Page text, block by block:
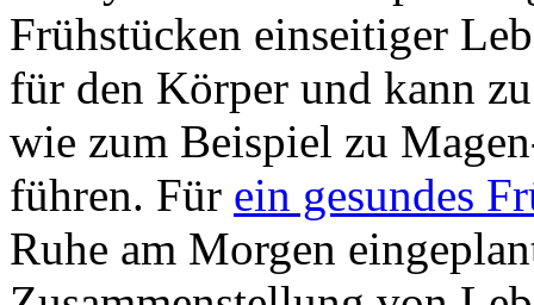
Frühstücken einseitiger
für den Körper und kann
wie zum Beispiel zu
führen. Für ein gesundes
Ruhe am Morgen